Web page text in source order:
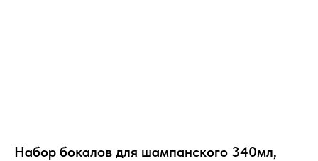
Набор бокалов для шампанского 340мл,